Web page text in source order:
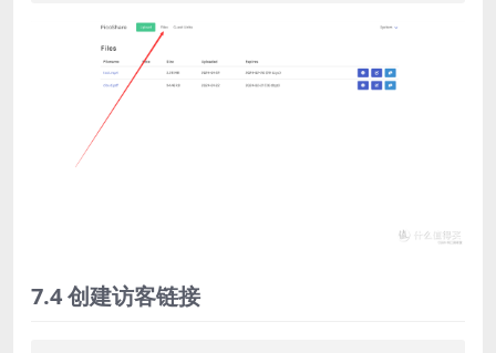
7.4 创建访客链接